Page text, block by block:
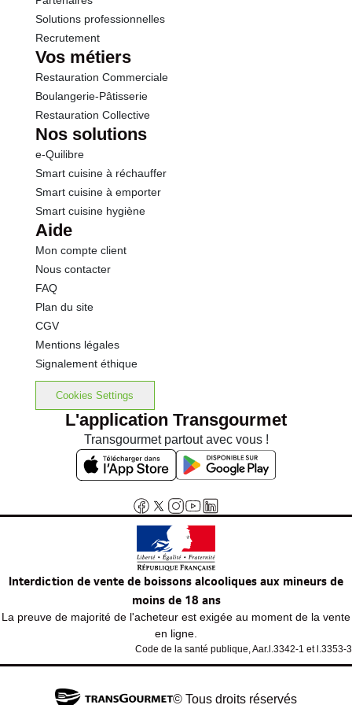
Solutions professionnelles
Recrutement
Vos métiers
Restauration Commerciale
Boulangerie-Pâtisserie
Restauration Collective
Nos solutions
e-Quilibre
Smart cuisine à réchauffer
Smart cuisine à emporter
Smart cuisine hygiène
Aide
Mon compte client
Nous contacter
FAQ
Plan du site
CGV
Mentions légales
Signalement éthique
Cookies Settings
L'application Transgourmet
Transgourmet partout avec vous !
Interdiction de vente de boissons alcooliques aux mineurs de
moins de 18 ans
La preuve de majorité de l'acheteur est exigée au moment de la vente
en ligne.
Code de la santé publique, Aar.l.3342-1 et l.3353-3
© Tous droits réservés